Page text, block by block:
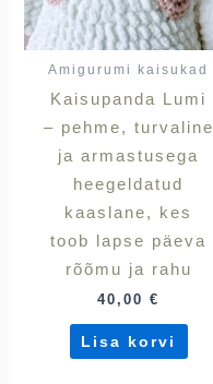
Amigurumi kaisukad
Kaisupanda Lumi
– pehme, turvaline
ja armastusega
heegeldatud
kaaslane, kes
toob lapse päeva
rõõmu ja rahu
40,00€
Lisa korvi